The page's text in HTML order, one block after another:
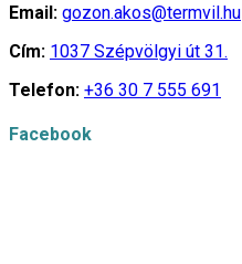
Email: gozon.akos@termvil.hu
Cím: 1037 Szépvölgyi út 31.
Telefon: +36 30 7 555 691
Facebook